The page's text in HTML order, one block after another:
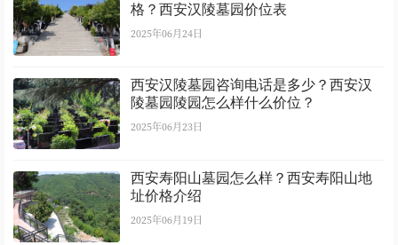
格？西安汉陵墓园价位表
2025年06月24日
西安汉陵墓园咨询电话是多少？西安汉
陵墓园陵园怎么样什么价位？
2025年06月23日
西安寿阳山墓园怎么样？西安寿阳山地
址价格介绍
2025年06月19日